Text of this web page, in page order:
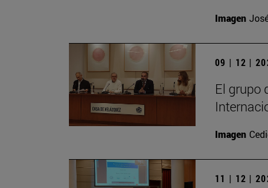
Imagen
09 | 12 |
El grupo
Imagen
11 | 12 |